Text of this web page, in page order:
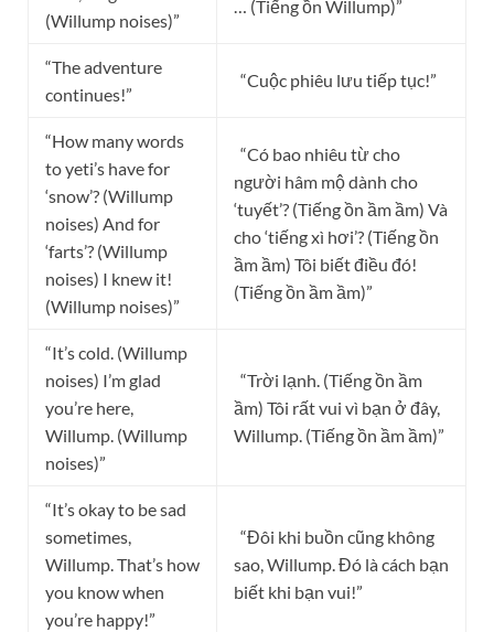
(Willump noises)”
… (Tiếng ồn Willump)”
“The adventure
continues!”
“Cuộc phiêu lưu tiếp tục!”
“How many words
to yeti’s have for
‘snow’? (Willump
noises) And for
‘farts’? (Willump
noises) I knew it!
(Willump noises)”
“Có bao nhiêu từ cho
người hâm mộ dành cho
‘tuyết’? (Tiếng ồn ầm ầm) Và
cho ‘tiếng xì hơi’? (Tiếng ồn
ầm ầm) Tôi biết điều đó!
(Tiếng ồn ầm ầm)”
“It’s cold. (Willump
noises) I’m glad
you’re here,
Willump. (Willump
noises)”
“Trời lạnh. (Tiếng ồn ầm
ầm) Tôi rất vui vì bạn ở đây,
Willump. (Tiếng ồn ầm ầm)”
“It’s okay to be sad
sometimes,
Willump. That’s how
you know when
you’re happy!”
“Đôi khi buồn cũng không
sao, Willump. Đó là cách bạn
biết khi bạn vui!”